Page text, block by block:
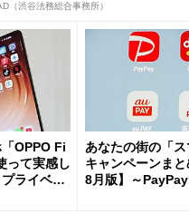
（渋谷法務総合事務所）
OPPO Fi
って実感し
ライベー
あなたの街の「ス
キャンペーンま
8月版】～PayPay